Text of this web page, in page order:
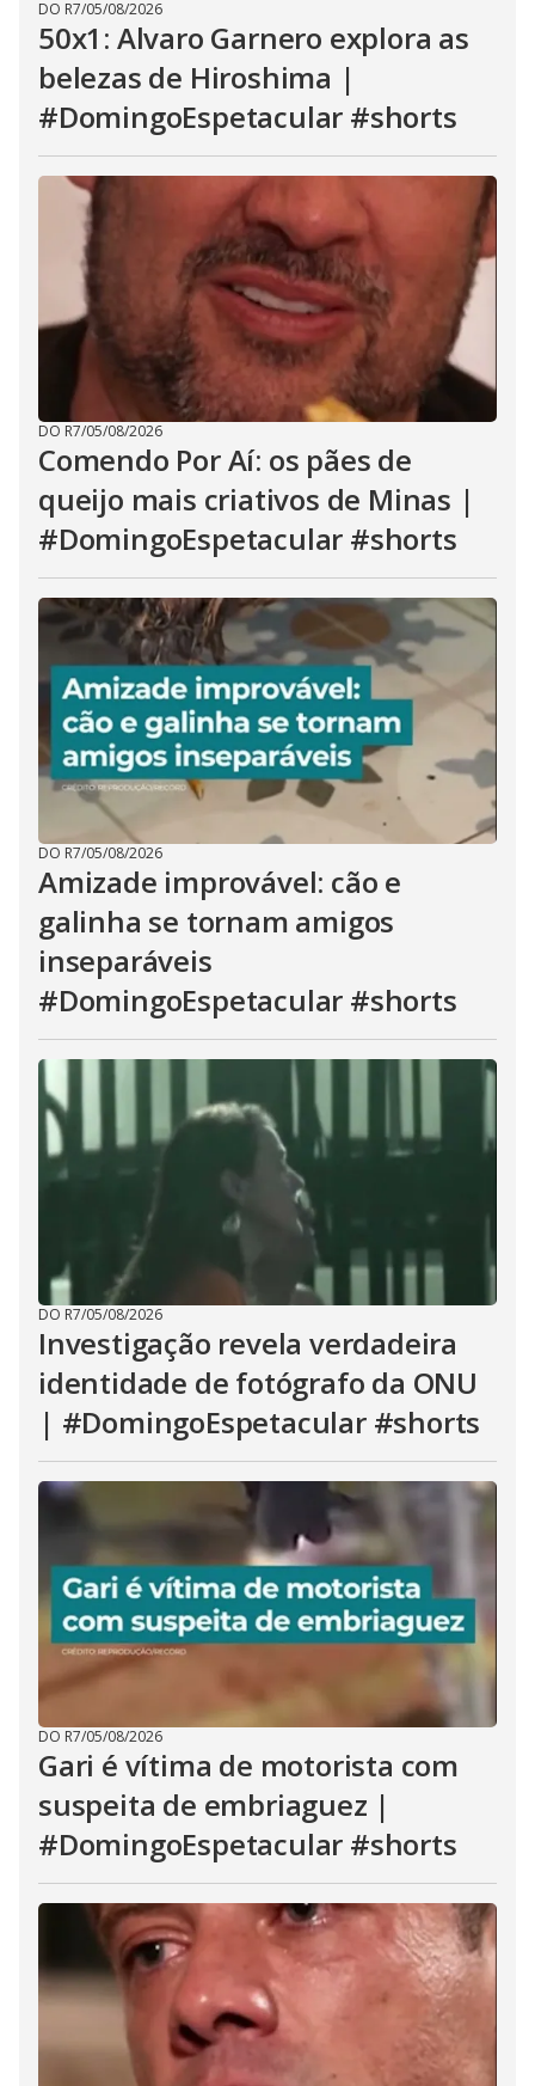
DO R7/05/08/2026
50x1: Alvaro Garnero explora as
belezas de Hiroshima |
#DomingoEspetacular #shorts
DO R7/05/08/2026
Comendo Por Aí: os pães de
queijo mais criativos de Minas |
#DomingoEspetacular #shorts
DO R7/05/08/2026
Amizade improvável: cão e
galinha se tornam amigos
inseparáveis
#DomingoEspetacular #shorts
DO R7/05/08/2026
Investigação revela verdadeira
identidade de fotógrafo da ONU
| #DomingoEspetacular #shorts
DO R7/05/08/2026
Gari é vítima de motorista com
suspeita de embriaguez |
#DomingoEspetacular #shorts